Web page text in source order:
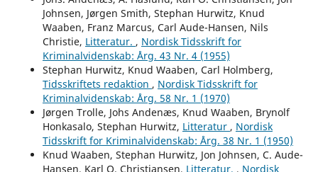
Johnsen, Jørgen Smith, Stephan Hurwitz, Knud
Waaben, Franz Marcus, Carl Aude-Hansen, Nils
Christie, Litteratur. , Nordisk Tidsskrift for
Kriminalvidenskab: Årg. 43 Nr. 4 (1955)
Stephan Hurwitz, Knud Waaben, Carl Holmberg,
Tidsskriftets redaktion , Nordisk Tidsskrift for
Kriminalvidenskab: Årg. 58 Nr. 1 (1970)
Jørgen Trolle, Johs Andenæs, Knud Waaben, Brynolf
Honkasalo, Stephan Hurwitz, Litteratur , Nordisk
Tidsskrift for Kriminalvidenskab: Årg. 38 Nr. 1 (1950)
Knud Waaben, Stephan Hurwitz, Jon Johnsen, C. Aude-
Hansen, Karl O. Christiansen, Litteratur. , Nordisk